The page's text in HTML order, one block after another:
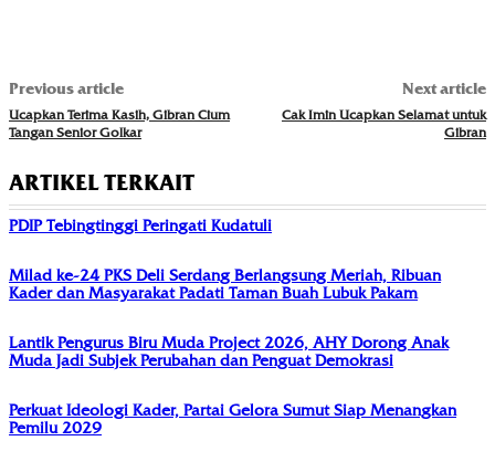
Previous article
Ucapkan Terima Kasih, Gibran Cium
Tangan Senior Golkar
Next article
Cak Imin Ucapkan Selamat untuk
Gibran
ARTIKEL TERKAIT
PDIP Tebingtinggi Peringati Kudatuli
Milad ke-24 PKS Deli Serdang Berlangsung Meriah, Ribuan
Kader dan Masyarakat Padati Taman Buah Lubuk Pakam
Lantik Pengurus Biru Muda Project 2026, AHY Dorong Anak
Muda Jadi Subjek Perubahan dan Penguat Demokrasi
Perkuat Ideologi Kader, Partai Gelora Sumut Siap Menangkan
Pemilu 2029